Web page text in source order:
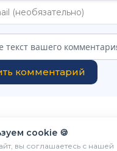
комментарий
cookie 🍪
вы соглашаетесь с нашей